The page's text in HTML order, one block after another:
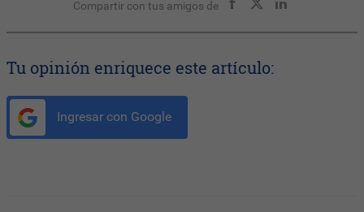
Compartir con tus amigos de
Tu opinión enriquece este artículo:
Ingresar con Google